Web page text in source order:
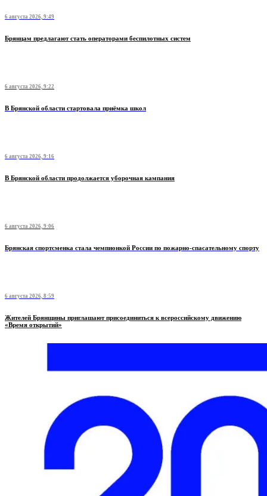
6 августа 2026, 9:49
Брянцам предлагают стать оперaторами бeспилотных систeм
6 августа 2026, 9:22
В Брянской области стартовала приёмка школ
6 августа 2026, 9:16
В Брянской области продолжается уборочная кампания
6 августа 2026, 9:06
Брянская спортсменка стала чемпионкой России по пожарно-спасательному спорту
6 августа 2026, 8:59
Жителей Брянщины приглашают присоединиться к всероссийскому движению
«Время открытий»